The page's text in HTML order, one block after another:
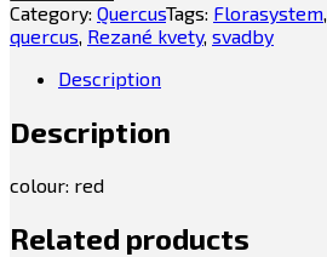
Category: QuercusTags: Florasystem,
quercus, Rezané kvety, svadby
Description
Description
colour: red
Related products